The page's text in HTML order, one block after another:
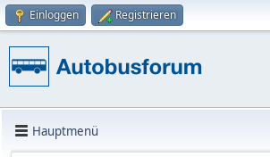
Einloggen Registrieren
Hauptmenü